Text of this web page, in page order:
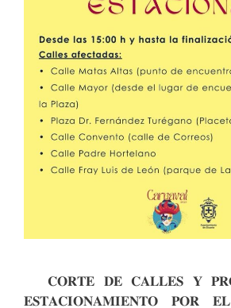
𝐂𝐎𝐑𝐓𝐄 𝐃𝐄 𝐂𝐀𝐋𝐋𝐄𝐒 𝐘
𝐄𝐒𝐓𝐀𝐂𝐈𝐎𝐍𝐀𝐌𝐈𝐄𝐍𝐓𝐎 𝐏𝐎𝐑